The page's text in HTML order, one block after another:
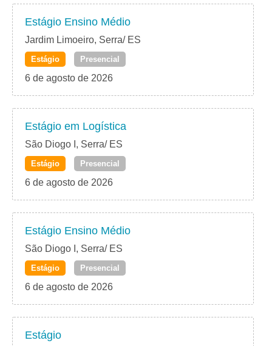
Estágio Ensino Médio
Jardim Limoeiro, Serra/ ES
Estágio Presencial
6 de agosto de 2026
Estágio em Logística
São Diogo I, Serra/ ES
Estágio Presencial
6 de agosto de 2026
Estágio Ensino Médio
São Diogo I, Serra/ ES
Estágio Presencial
6 de agosto de 2026
Estágio